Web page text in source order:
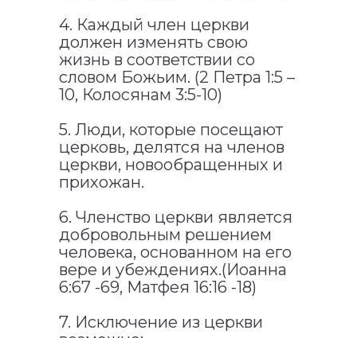
4. Каждый член церкви
должен изменять свою
жизнь в соответствии со
словом Божьим. (2 Петра 1:5 –
10, Колосянам 3:5-10)
5. Люди, которые посещают
церковь, делятся на членов
церкви, новообращенных и
прихожан.
6. Членство церкви является
добровольным решением
человека, основанном на его
вере и убеждениях.(Иоанна
6:67 -69, Матфея 16:16 -18)
7. Исключение из церкви